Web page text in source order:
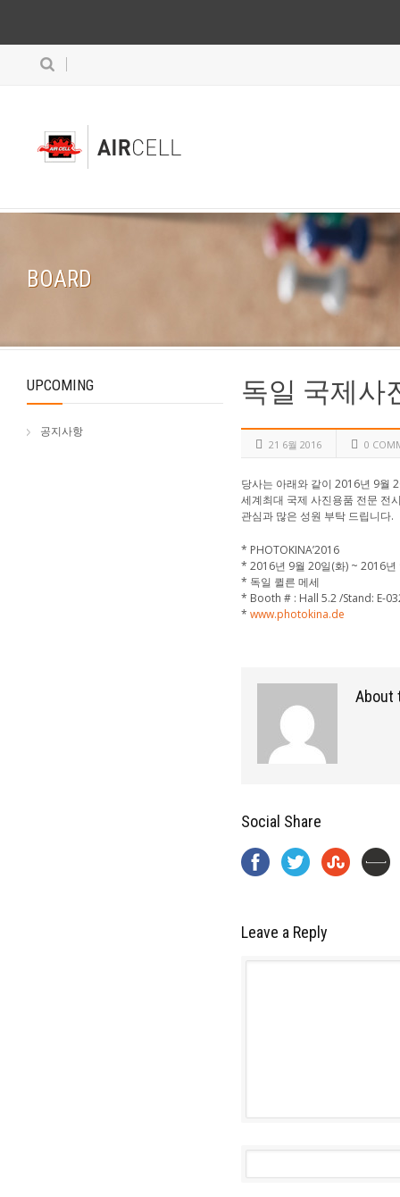
BOARD
독일 국제사
21 6월 2016 0
당사는 아래와 같이 2016년 9월
세계최대 국제 사진용품 전문 전
관심과 많은 성원 부탁 드립니다.
* PHOTOKINA’2016
* 2016년 9월 20일(화) ~ 2016년
* 독일 퀼른 메세
* Booth # : Hall 5.2 /Stand: E-
* www.photokina.de
About
Social Share
Leave a Reply
UPCOMING
공지사항